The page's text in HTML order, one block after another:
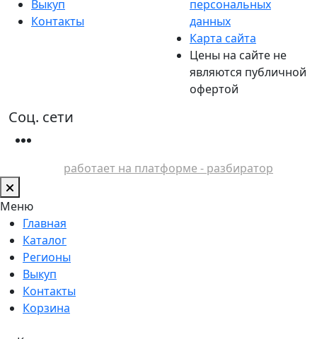
Выкуп
Контакты
персональных
данных
Карта сайта
Цены на сайте не
являются публичной
офертой
Соц. сети
работает на платформе - разбиратор
Меню
Главная
Каталог
Регионы
Выкуп
Контакты
Корзина